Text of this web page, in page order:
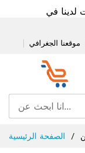
لدينا في
موقعنا الجغرافي
إلى
الصفحة الرئيسية